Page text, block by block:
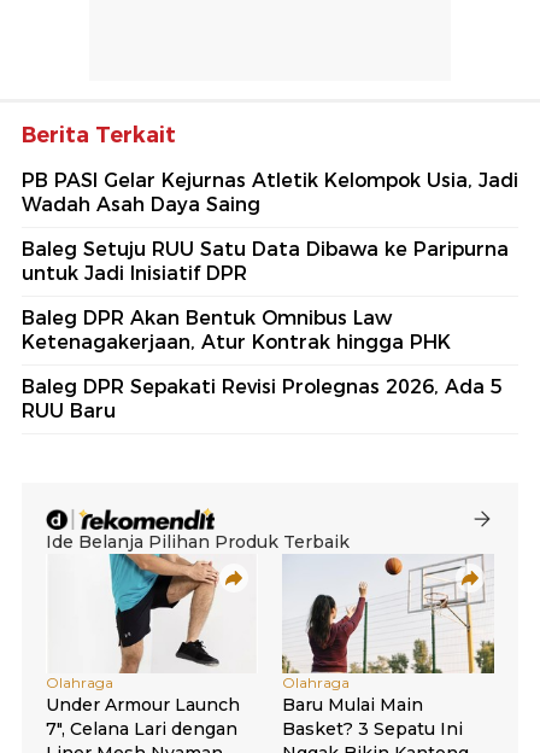
Berita Terkait
PB PASI Gelar Kejurnas Atletik Kelompok Usia, Jadi
Wadah Asah Daya Saing
Baleg Setuju RUU Satu Data Dibawa ke Paripurna
untuk Jadi Inisiatif DPR
Baleg DPR Akan Bentuk Omnibus Law
Ketenagakerjaan, Atur Kontrak hingga PHK
Baleg DPR Sepakati Revisi Prolegnas 2026, Ada 5
RUU Baru